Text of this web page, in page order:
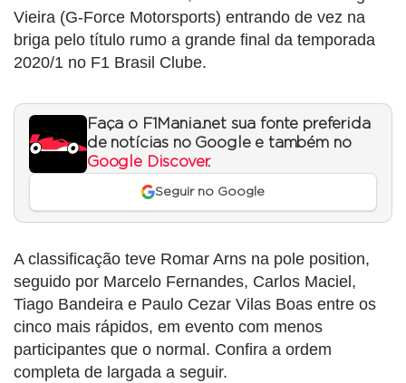
Vieira (G-Force Motorsports) entrando de vez na
briga pelo título rumo a grande final da temporada
2020/1 no F1 Brasil Clube.
Faça o F1Mania.net sua fonte preferida
de notícias no Google e também no
Google Discover.
Seguir no Google
A classificação teve Romar Arns na pole position,
seguido por Marcelo Fernandes, Carlos Maciel,
Tiago Bandeira e Paulo Cezar Vilas Boas entre os
cinco mais rápidos, em evento com menos
participantes que o normal. Confira a ordem
completa de largada a seguir.